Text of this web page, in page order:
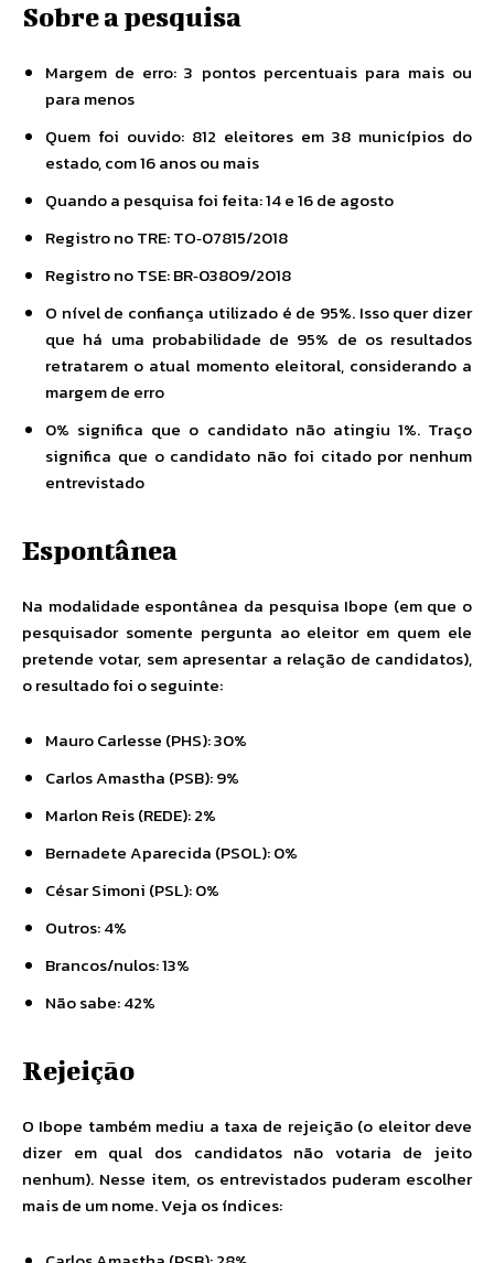
Sobre a pesquisa
Margem de erro: 3 pontos percentuais para mais ou
para menos
Quem foi ouvido: 812 eleitores em 38 municípios do
estado, com 16 anos ou mais
Quando a pesquisa foi feita: 14 e 16 de agosto
Registro no TRE: TO‐07815/2018
Registro no TSE: BR‐03809/2018
O nível de confiança utilizado é de 95%. Isso quer dizer
que há uma probabilidade de 95% de os resultados
retratarem o atual momento eleitoral, considerando a
margem de erro
0% significa que o candidato não atingiu 1%. Traço
significa que o candidato não foi citado por nenhum
entrevistado
Espontânea
Na modalidade espontânea da pesquisa Ibope (em que o
pesquisador somente pergunta ao eleitor em quem ele
pretende votar, sem apresentar a relação de candidatos),
o resultado foi o seguinte:
Mauro Carlesse (PHS): 30%
Carlos Amastha (PSB): 9%
Marlon Reis (REDE): 2%
Bernadete Aparecida (PSOL): 0%
César Simoni (PSL): 0%
Outros: 4%
Brancos/nulos: 13%
Não sabe: 42%
Rejeição
O Ibope também mediu a taxa de rejeição (o eleitor deve
dizer em qual dos candidatos não votaria de jeito
nenhum). Nesse item, os entrevistados puderam escolher
mais de um nome. Veja os índices: